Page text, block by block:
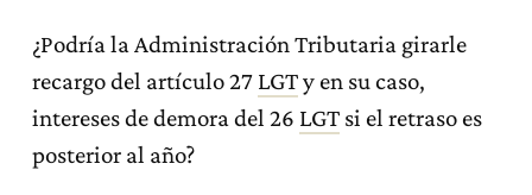
¿Podría la Administración Tributaria girarle
recargo del artículo 27 LGTy en su caso,
intereses de demora del 26 LGT si el retraso es
posterior al año?